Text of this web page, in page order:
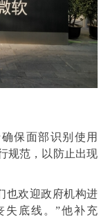
保面部识别使用
规范，以防止出现
也欢迎政府机构进
失底线。”他补充